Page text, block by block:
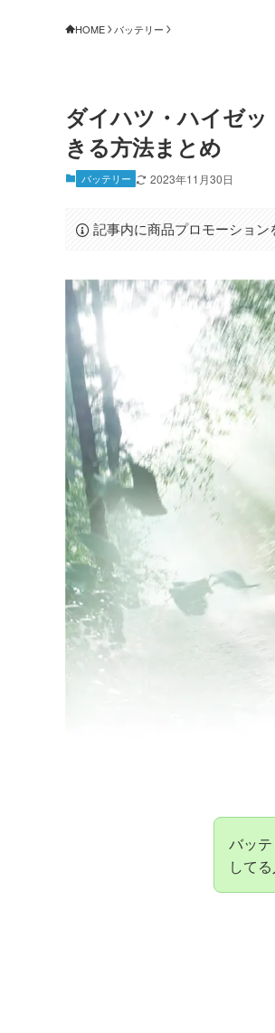
HOME バッテリー
ダイハツ・ハイゼ
きる方法まとめ
バッテリー 2023年11月30日
記事内に商品プロモーショ
バッ
して